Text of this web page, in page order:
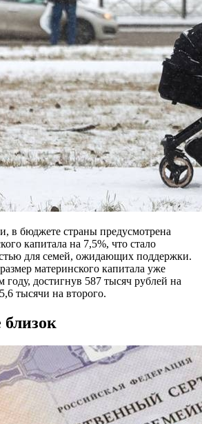
в бюджете страны предусмотрена
капитала на 7,5%, что стало
для семей, ожидающих поддержки.
материнского капитала уже
году, достигнув 587 тысяч рублей на
тысячи на второго.